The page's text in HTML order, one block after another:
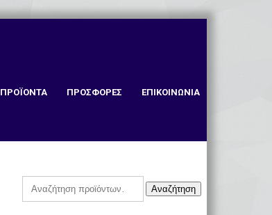
ΠΡΟΪΟΝΤΑ ΠΡΟΣΦΟΡΕΣ ΕΠΙΚΟΙΝΩΝΙΑ
Αναζήτηση
Αναζήτηση